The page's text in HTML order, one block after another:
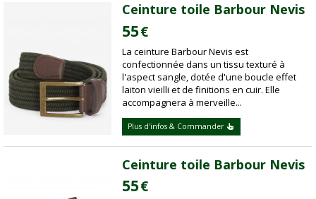
Ceinture toile Barbour Nevis
55€
La ceinture Barbour Nevis est
confectionnée dans un tissu texturé à
l'aspect sangle, dotée d'une boucle effet
laiton vieilli et de finitions en cuir. Elle
accompagnera à merveille...
Plus d'infos & Commander
Ceinture toile Barbour Nevis
55€